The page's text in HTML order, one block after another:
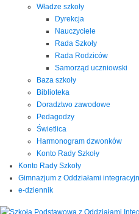
Władze szkoły
Dyrekcja
Nauczyciele
Rada Szkoły
Rada Rodziców
Samorząd uczniowski
Baza szkoły
Biblioteka
Doradztwo zawodowe
Pedagodzy
Świetlica
Harmonogram dzwonków
Konto Rady Szkoły
Konto Rady Szkoły
Gimnazjum z Oddziałami
e-dziennik